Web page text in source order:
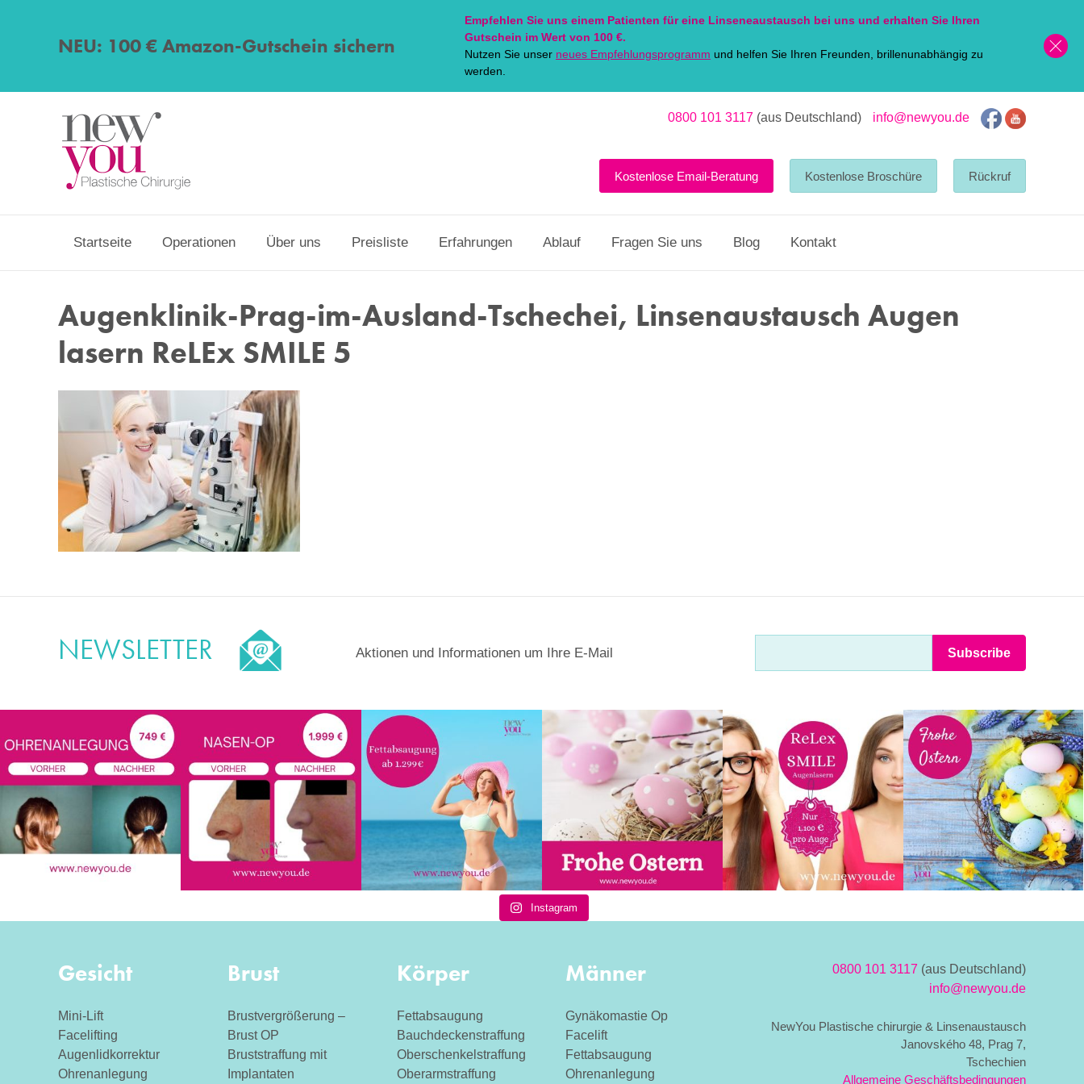
NEU: 100 € Amazon-Gutschein sichern
Empfehlen Sie uns einem Patienten für eine Linseneaustausch bei uns und erhalten Sie Ihren
Gutschein im Wert von 100 €.
Nutzen Sie unser neues Empfehlungsprogramm und helfen Sie Ihren Freunden, brillenunabhängig zu
werden.
0800 101 3117 (aus Deutschland) info@newyou.de
Startseite Operationen Über uns Preisliste Erfahrungen Ablauf Fragen Sie uns Blog Kontakt
Kostenlose Email-Beratung Kostenlose Broschüre Rückruf
Augenklinik-Prag-im-Ausland-Tschechei, Linsenaustausch Augen
lasern ReLEx SMILE 5
NEWSLETTER Aktionen und Informationen um Ihre E-Mail
Instagram
Gesicht
Mini-Lift
Facelifting
Augenlidkorrektur
Ohrenanlegung
Brust
Brustvergrößerung –
Brust OP
Bruststraffung mit
Implantaten
Körper
Fettabsaugung
Bauchdeckenstraffung
Oberschenkelstraffung
Oberarmstraffung
Männer
Gynäkomastie Op
Facelift
Fettabsaugung
Ohrenanlegung
0800 101 3117 (aus Deutschland)
info@newyou.de
NewYou Plastische chirurgie & Linsenaustausch
Janovského 48, Prag 7,
Tschechien
Allgemeine Geschäftsbedingungen